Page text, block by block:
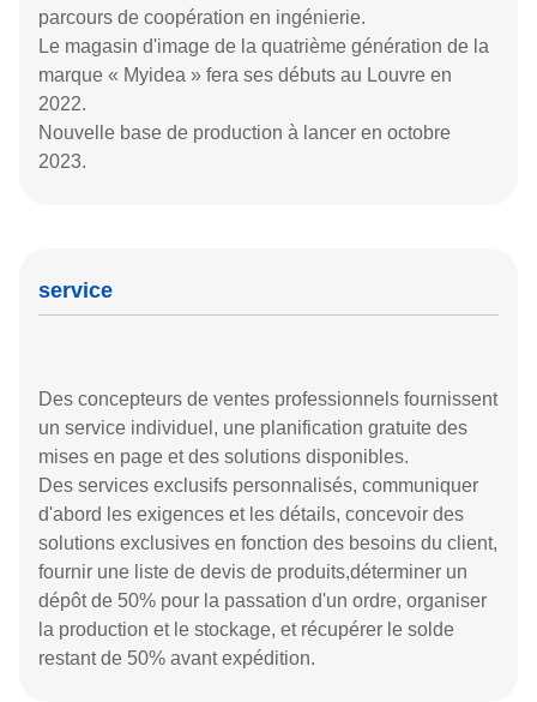
créé la marque MYIDEA.
de mobilier de bureau et a remporté le prix d'argent
pour la conception de produits.
A obtenu la certification du système de gestion
ISO9001 et la certification du système de gestion de la
santé et de la sécurité au travail en 2009.
A remporté le prix d'or pour la conception de produits
au Salon de l'environnement de bureau de l'Expo du
meuble de Chine (Guangzhou) en 2014.
A remporté le prix d'or pour la conception de produits
au Salon de l'environnement de bureau de l'Expo du